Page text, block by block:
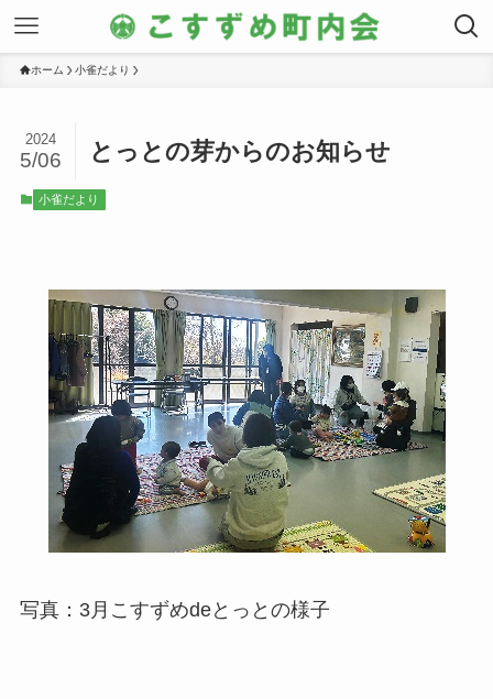
ホーム 小雀だより
とっとの芽からのお知らせ
2024
5/06
小雀だより
写真：3月こすずめdeとっとの様子